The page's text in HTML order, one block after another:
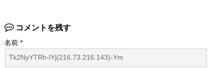
コメントを残す
名前 *